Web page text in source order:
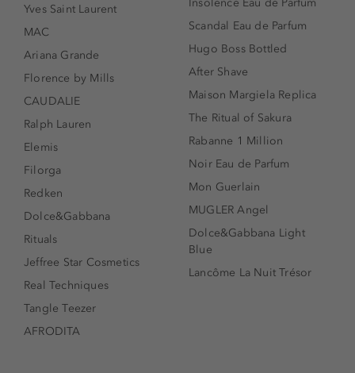
Yves Saint Laurent
MAC
Ariana Grande
Florence by Mills
CAUDALIE
Ralph Lauren
Elemis
Filorga
Redken
Dolce&Gabbana
Rituals
Jeffree Star Cosmetics
Real Techniques
Tangle Teezer
AFRODITA
Scandal Eau de Parfum
Hugo Boss Bottled
After Shave
Maison Margiela Replica
The Ritual of Sakura
Rabanne 1 Million
Noir Eau de Parfum
Mon Guerlain
MUGLER Angel
Dolce&Gabbana Light
Blue
Lancôme La Nuit Trésor